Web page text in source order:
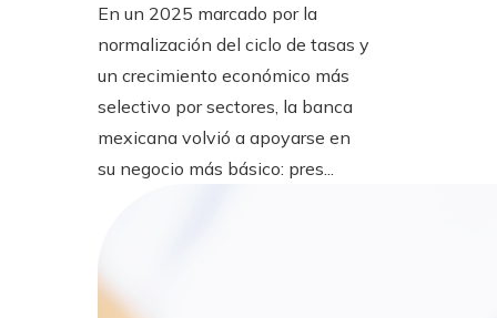
En un 2025 marcado por la
normalización del ciclo de tasas y
un crecimiento económico más
selectivo por sectores, la banca
mexicana volvió a apoyarse en
su negocio más básico: pres...